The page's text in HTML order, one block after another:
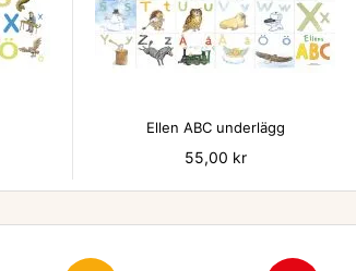

Ellen ABC underlägg
Pris
55,00 kr